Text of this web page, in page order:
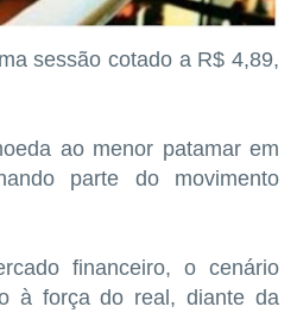
sessão cotado a R$ 4,89,
ao menor patamar em
parte do movimento
financeiro, o cenário
à força do real, diante da